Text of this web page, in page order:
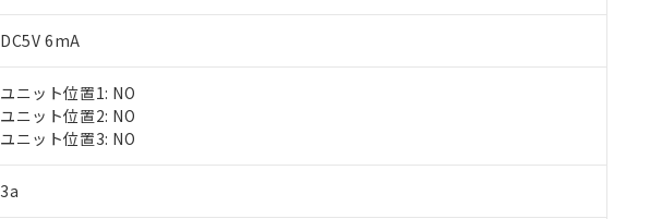
DC5V 6mA
ユニット位置1: NO
ユニット位置2: NO
ユニット位置3: NO
3a
※1 対応状況
対応済み：EU RoHS指令（10物質）の非含有に対応した製品が提供可能な商品です。